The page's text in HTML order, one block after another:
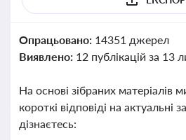
Опрацьовано: 14351 джерел
Виявлено: 12 публікацій за 13
На основі зібраних матеріалів
короткі відповіді на актуальні
дізнаєтесь: